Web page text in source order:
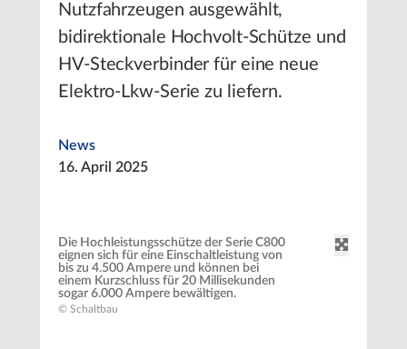
Nutzfahrzeugen ausgewählt,
bidirektionale Hochvolt-Schütze und
HV-Steckverbinder für eine neue
Elektro-Lkw-Serie zu liefern.
News
16. April 2025
Die Hochleistungsschütze der Serie C800
eignen sich für eine Einschaltleistung von
bis zu 4.500 Ampere und können bei
einem Kurzschluss für 20 Millisekunden
sogar 6.000 Ampere bewältigen.
© Schaltbau